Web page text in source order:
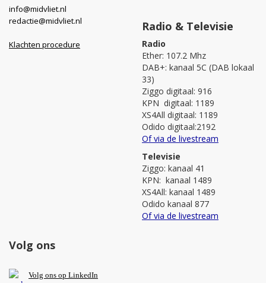
info@midvliet.nl
redactie@midvliet.nl
Klachten procedure
Radio & Televisie
Radio
Ether: 107.2 Mhz
DAB+: kanaal 5C (DAB lokaal
33)
Ziggo digitaal: 916
KPN digitaal: 1189
XS4All digitaal: 1189
Odido digitaal:2192
Of via de livestream
Televisie
Ziggo: kanaal 41
KPN: kanaal 1489
XS4All: kanaal 1489
Odido kanaal 877
Of via de livestream
Volg ons
Volg ons op LinkedIn